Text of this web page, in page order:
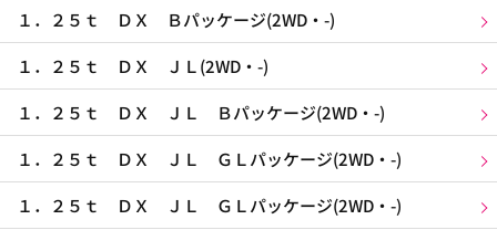
１．２５ｔ ＤＸ Ｂパッケージ(2WD・-)
１．２５ｔ ＤＸ ＪＬ(2WD・-)
１．２５ｔ ＤＸ ＪＬ Ｂパッケージ(2WD・-)
１．２５ｔ ＤＸ ＪＬ ＧＬパッケージ(2WD・-)
１．２５ｔ ＤＸ ＪＬ ＧＬパッケージ(2WD・-)